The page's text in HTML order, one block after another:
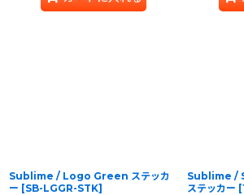
Sublime / Logo Green ステッカ
ー [SB-LGGR-STK]
Sublime /
ステッカー [